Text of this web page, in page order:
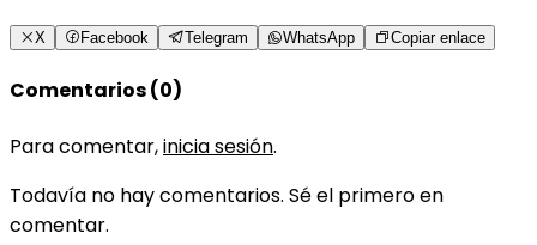
X Facebook Telegram WhatsApp Copiar enlace
Comentarios (0)
Para comentar,inicia sesión.
Todavía no hay comentarios. Sé el primero en
comentar.